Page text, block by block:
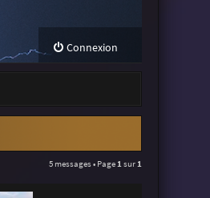
Connexion
5 messages • Page 1 sur 1